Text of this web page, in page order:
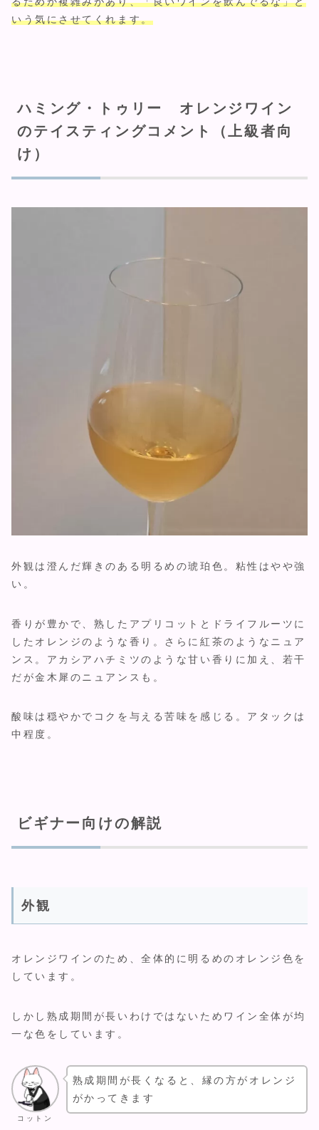
いう気にさせてくれます。
ハミング・トゥリー オレンジワイン
のテイスティングコメント（上級者向
け）
外観は澄んだ輝きのある明るめの琥珀色。粘性はやや強
い。
香りが豊かで、熟したアプリコットとドライフルーツに
したオレンジのような香り。さらに紅茶のようなニュア
ンス。アカシアハチミツのような甘い香りに加え、若干
だが金木犀のニュアンスも。
酸味は穏やかでコクを与える苦味を感じる。アタックは
中程度。
ビギナー向けの解説
外観
オレンジワインのため、全体的に明るめのオレンジ色を
しています。
しかし熟成期間が長いわけではないためワイン全体が均
一な色をしています。
コットン
熟成期間が長くなると、縁の方がオレンジ
がかってきます